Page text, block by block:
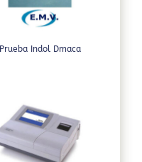
Prueba Indol Dmaca